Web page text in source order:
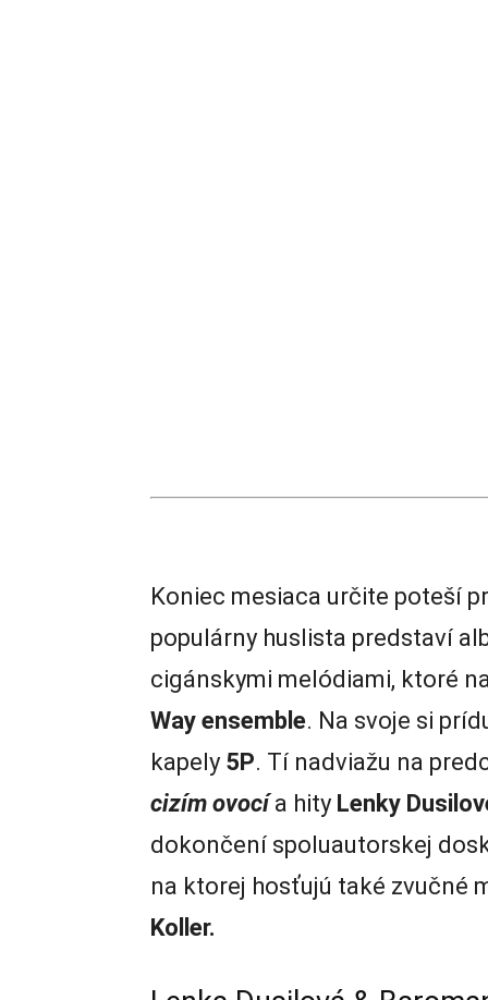
Koniec mesiaca určite poteší
populárny huslista predstaví
cigánskymi melódiami, ktoré
Way ensemble. Na svoje si
kapely 5P. Tí nadviažu na
cizím ovocí a hity Lenky
dokončení spoluautorskej
na ktorej hosťujú také zvučné
Koller.